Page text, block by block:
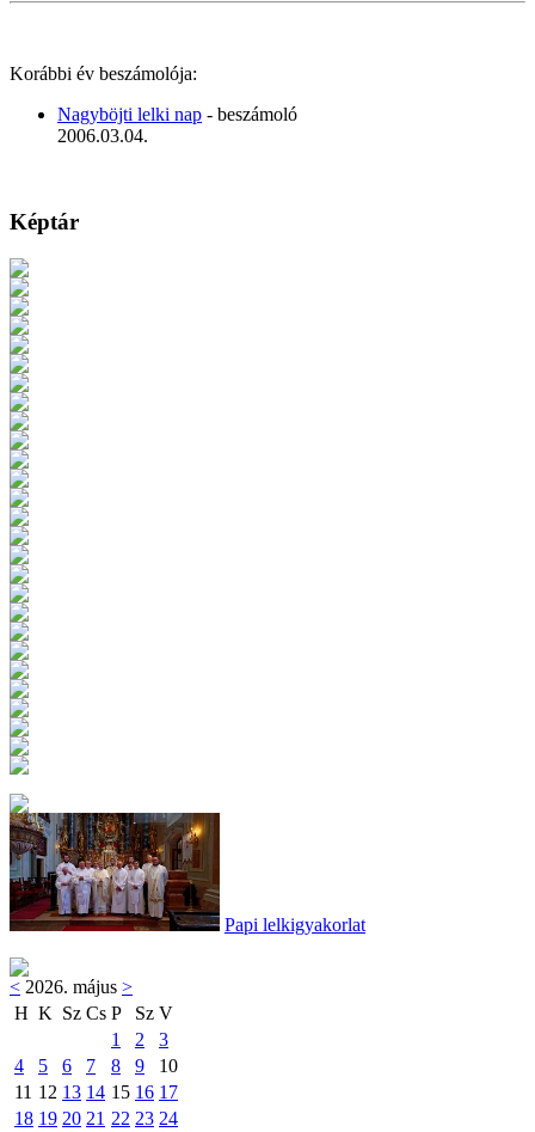
Korábbi év beszámolója:
Nagyböjti lelki nap - beszámoló
2006.03.04.
Képtár
Papi lelkigyakorlat
< 2026. május >
H K Sz Cs P Sz V
1
2
3
4
5 6 7 8 9
10
11 12 13 14 15 16 17
18 19 20 21 22 23 24